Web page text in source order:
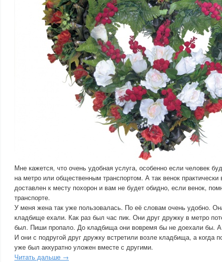
Мне кажется, что очень удобная услуга, особенно если человек
на метро или общественным транспортом. А так венок
доставлен к месту похорон и вам не будет обидно, если венок,
транспорте.
У меня жена так уже пользовалась. По её словам очень удобно.
кладбище ехали. Как раз был час пик. Они друг дружку в метро
был. Пиши пропало. До кладбища они вовремя бы не доехали бы.
И они с подругой друг дружку встретили возле кладбища, а когда
уже был аккуратно уложен вместе с другими.
Читать дальше →